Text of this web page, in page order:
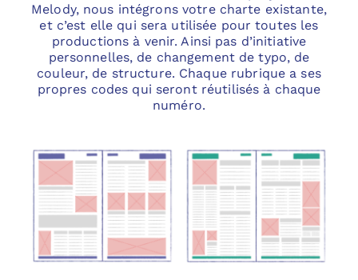
Melody, nous intégrons votre charte existante,
et c’est elle qui sera utilisée pour toutes les
productions à venir. Ainsi pas d’initiative
personnelles, de changement de typo, de
couleur, de structure. Chaque rubrique a ses
propres codes qui seront réutilisés à chaque
numéro.